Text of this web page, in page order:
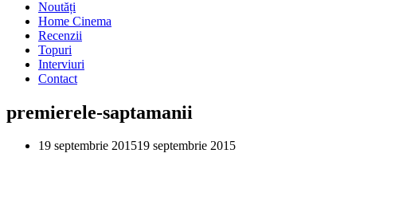
Noutăți
Home Cinema
Recenzii
Topuri
Interviuri
Contact
premierele-saptamanii
19 septembrie 201519 septembrie 2015